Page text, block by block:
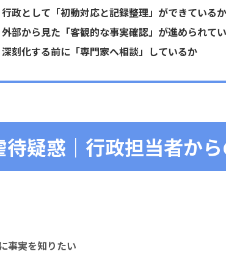
行政として「初動対応と記録整理」ができているか
外部から見た「客観的な事実確認」が進められて
深刻化する前に「専門家へ相談」しているか
疑惑｜行政担当者か
事実を知りたい